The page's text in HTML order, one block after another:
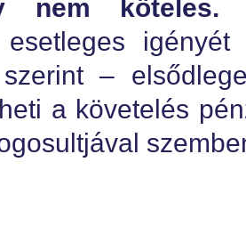
nem köteles.
esetleges
–
a követelés